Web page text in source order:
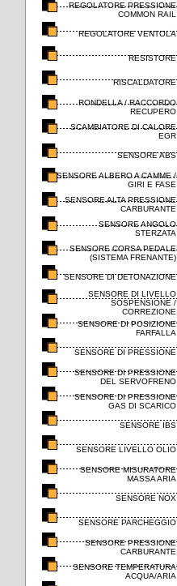
REGOLATORE PRESSIONE
COMMON RAIL
REGOLATORE VENTOLA
RESISTORE
RISCALDATORE
RONDELLA / RACCORDO
RECUPERO
SCAMBIATORE DI CALORE
EGR
SENSORE ABS
SENSORE ALBERO A CAMME /
GIRI E FASE
SENSORE ALTA PRESSIONE
CARBURANTE
SENSORE ANGOLO
STERZATA
SENSORE CORSA PEDALE
(SISTEMA FRENANTE)
SENSORE DI DETONAZIONE
SENSORE DI LIVELLO
SOSPENSIONE /
CORREZIONE
SENSORE DI POSIZIONE
FARFALLA
SENSORE DI PRESSIONE
SENSORE DI PRESSIONE
DEL SERVOFRENO
SENSORE DI PRESSIONE
GAS DI SCARICO
SENSORE IBS
SENSORE LIVELLO OLIO
SENSORE MISURATORE
MASSA ARIA
SENSORE NOX
SENSORE PARCHEGGIO
SENSORE PRESSIONE
CARBURANTE
SENSORE TEMPERATURA
ACQUA/ARIA